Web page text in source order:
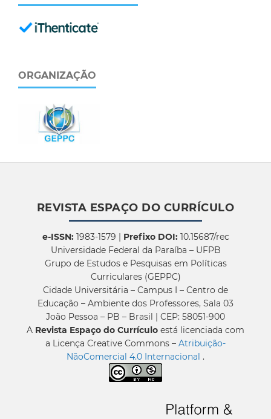
ORGANIZAÇÃO
REVISTA ESPAÇO DO CURRÍCULO
e-ISSN:1983-1579 | Prefixo DOI:10.15687/rec
Universidade Federal da Paraíba – UFPB
Grupo de Estudos e Pesquisas em Políticas
Curriculares (GEPPC)
Cidade Universitária – Campus I – Centro de
Educação – Ambiente dos Professores, Sala 03
João Pessoa – PB – Brasil | CEP: 58051-900
A Revista Espaço do Currículo está licenciada com
a Licença Creative Commons – Atribuição-
NãoComercial 4.0 Internacional .